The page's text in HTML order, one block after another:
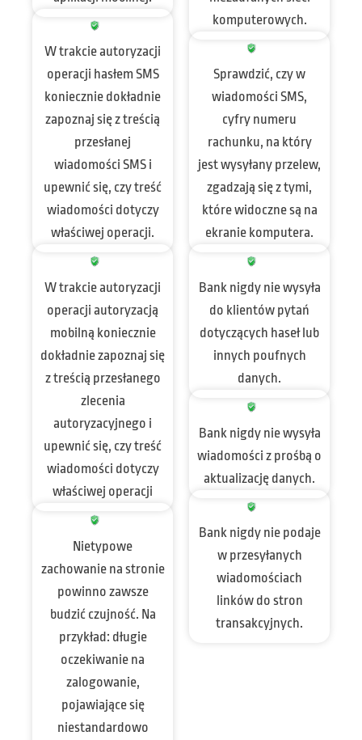
W trakcie autoryzacji
operacji hasłem SMS
koniecznie dokładnie
zapoznaj się z treścią
przesłanej
wiadomości SMS i
upewnić się, czy treść
wiadomości dotyczy
właściwej operacji.
W trakcie autoryzacji
operacji autoryzacją
mobilną koniecznie
dokładnie zapoznaj się
z treścią przesłanego
zlecenia
autoryzacyjnego i
upewnić się, czy treść
wiadomości dotyczy
właściwej operacji
Nietypowe
zachowanie na stronie
powinno zawsze
budzić czujność. Na
przykład: długie
oczekiwanie na
zalogowanie,
pojawiające się
niestandardowo
komputerowych.
Sprawdzić, czy w
wiadomości SMS,
cyfry numeru
rachunku, na który
jest wysyłany przelew,
zgadzają się z tymi,
które widoczne są na
ekranie komputera.
Bank nigdy nie wysyła
do klientów pytań
dotyczących haseł lub
innych poufnych
danych.
Bank nigdy nie wysyła
wiadomości z prośbą o
aktualizację danych.
Bank nigdy nie podaje
w przesyłanych
wiadomościach
linków do stron
transakcyjnych.